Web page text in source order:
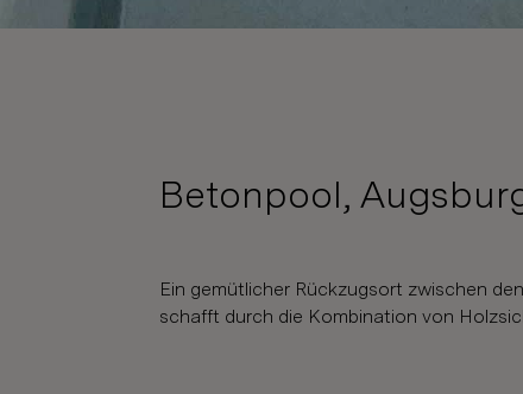
Betonpool,
Ein gemütlicher Rückzugsort zwischen
schafft durch die Kombination von